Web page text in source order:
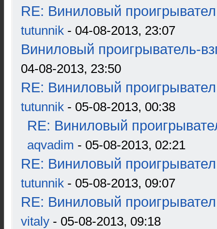
RE: Виниловый
tutunnik - 04-08-2013, 23:07
Виниловый проигрыватель-
04-08-2013, 23:50
RE: Виниловый
tutunnik - 05-08-2013, 00:38
RE: Виниловый
aqvadim - 05-08-2013, 02:21
RE: Виниловый
tutunnik - 05-08-2013, 09:07
RE: Виниловый
vitaly - 05-08-2013, 09:18